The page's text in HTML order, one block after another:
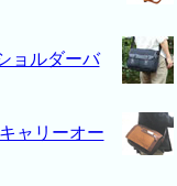
ョルダーバ
ャリーオー